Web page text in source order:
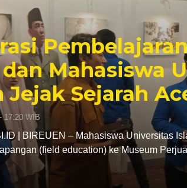
Mahasiswa
Jejak Sejarah
17:20 WIB
| BIREUEN – Mahasiswa Universitas
(field education) ke Museum